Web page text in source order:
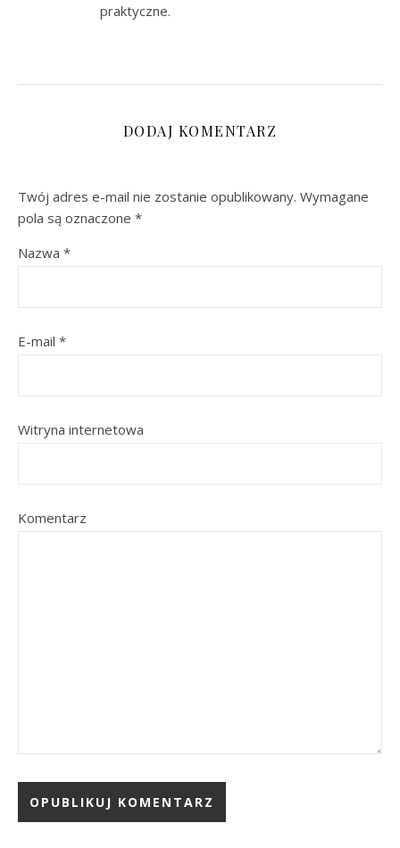
praktyczne.
DODAJ KOMENTARZ
Twój adres e-mail nie zostanie opublikowany. Wymagane
pola są oznaczone *
Nazwa *
E-mail *
Witryna internetowa
Komentarz